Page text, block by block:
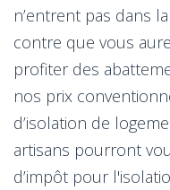
n’entrent pas dans
contre que vous
profiter des
nos prix
d’isolation de
artisans pourront
d’impôt pour